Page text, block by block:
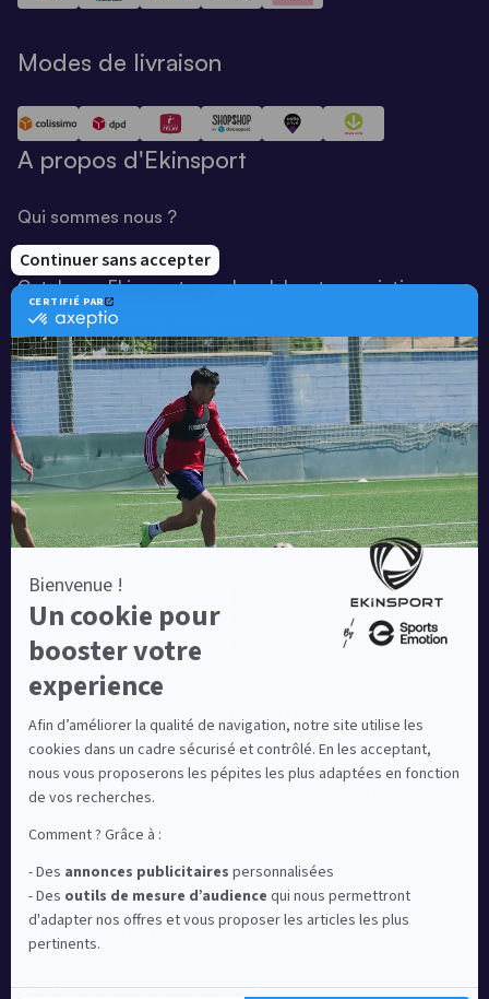
Modes de livraison
A propos d'Ekinsport
Qui sommes nous ?
Notre savoir-faire
Catalogue Ekinsport pour les clubs et associations
Catalogue running Ekinsport
Blog
Une société de :
Equipementier sportif leader en France depuis plus de
10 ans, Ekinsport a été distingué par la rédaction de
Capital dans son classement des « Meilleurs sites de
commerce en ligne 2024 », catégorie Sportswear.
En savoir plus
© EKINSPORT 2026
Conditions Générales de Vente